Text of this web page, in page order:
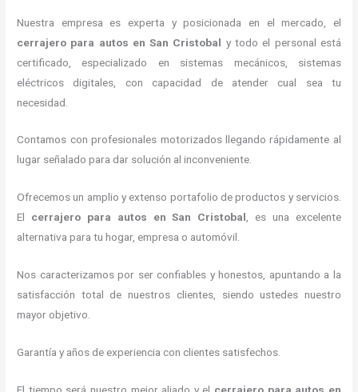
Nuestra empresa es experta y posicionada en el mercado, el
cerrajero para autos en San Cristobal y todo el personal está
certificado, especializado en sistemas mecánicos, sistemas
eléctricos digitales, con capacidad de atender cual sea tu
necesidad.
Contamos con profesionales motorizados llegando rápidamente al
lugar señalado para dar solución al inconveniente.
Ofrecemos un amplio y extenso portafolio de productos y servicios.
El cerrajero para autos en San Cristobal, es una excelente
alternativa para tu hogar, empresa o automóvil.
Nos caracterizamos por ser confiables y honestos, apuntando a la
satisfacción total de nuestros clientes, siendo ustedes nuestro
mayor objetivo.
Garantía y años de experiencia con clientes satisfechos.